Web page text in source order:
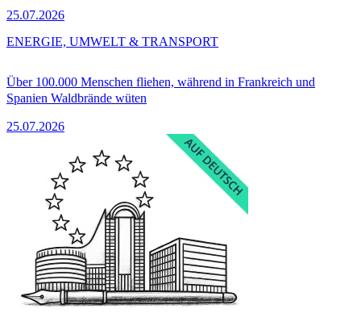
25.07.2026
Über 100.000 Menschen fliehen, während in Frankreich und
Spanien Waldbrände wüten
25.07.2026
ENERGIE, UMWELT & TRANSPORT